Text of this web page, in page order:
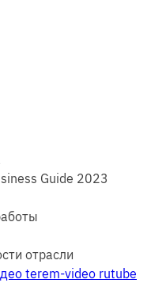
Guide 2023
отрасли
terem-video rutube